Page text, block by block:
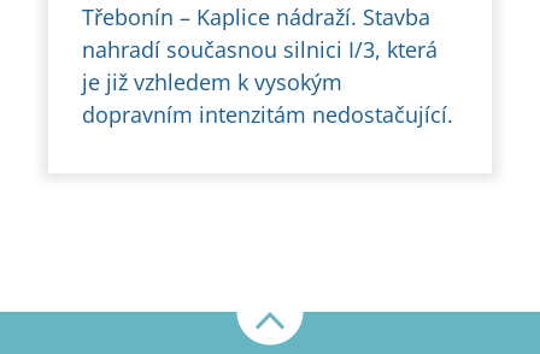
Třebonín – Kaplice nádraží. Stavba
nahradí současnou silnici I/3, která
je již vzhledem k vysokým
dopravním intenzitám nedostačující.